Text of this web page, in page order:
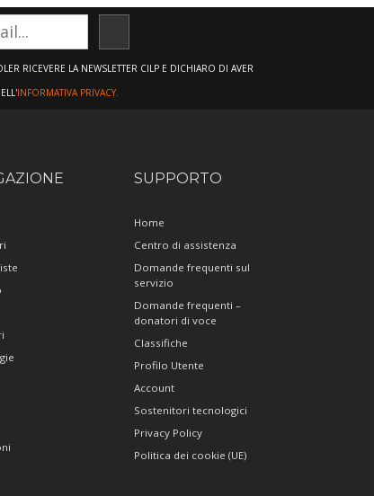
RICEVERE LA NEWSLETTER CILP E DICHIARO DI AVER
INFORMATIVA PRIVACY.
SUPPORTO
Home
Centro di assistenza
Domande frequenti sul
servizio
Domande frequenti –
donatori di voce
Classifiche
Profilo Utente
Account
Sostenitori tecnologici
Privacy Policy
Politica dei cookie (UE)